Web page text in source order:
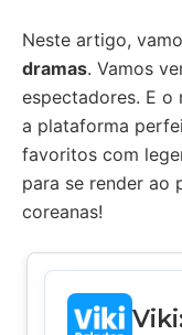
Neste artigo,
dramas. Vamos
espectadores. E
a plataforma
favoritos com
para se render ao
coreanas!